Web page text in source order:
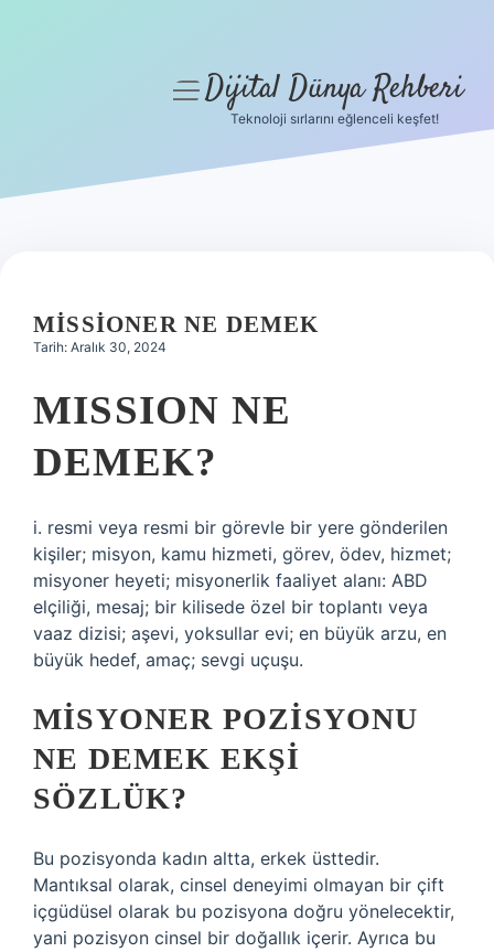
Hakkımızda
menüyüDijital Dünya Rehberi
Teknoloji sırlarını eğlenceli keşfet!
MISSIONER NE DEMEK
Tarih: Aralık 30, 2024
MISSION NE
DEMEK?
i. resmi veya resmi bir görevle bir yere gönderilen
kişiler; misyon, kamu hizmeti, görev, ödev, hizmet;
misyoner heyeti; misyonerlik faaliyet alanı: ABD
elçiliği, ​​mesaj; bir kilisede özel bir toplantı veya
vaaz dizisi; aşevi, yoksullar evi; en büyük arzu, en
büyük hedef, amaç; sevgi uçuşu.
MISYONER POZISYONU
NE DEMEK EKŞI
SÖZLÜK?
Bu pozisyonda kadın altta, erkek üsttedir.
Mantıksal olarak, cinsel deneyimi olmayan bir çift
içgüdüsel olarak bu pozisyona doğru yönelecektir,
yani pozisyon cinsel bir doğallık içerir. Ayrıca bu